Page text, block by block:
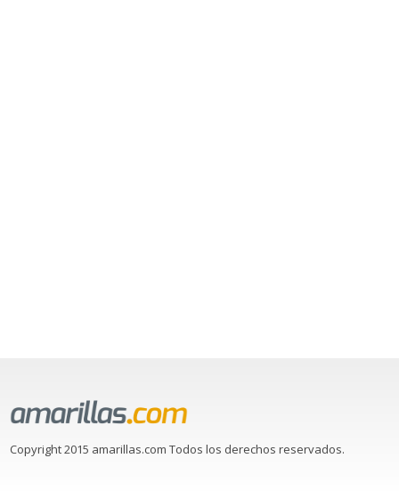
Copyright 2015 amarillas.com Todos los derechos reservados.